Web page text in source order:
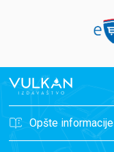
Opšte informacije